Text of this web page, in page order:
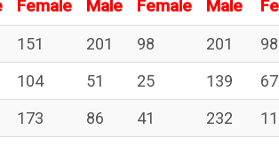
Female Male Female Male
151 201 98 201 98
104 51 25 139 67
173 86 41 232